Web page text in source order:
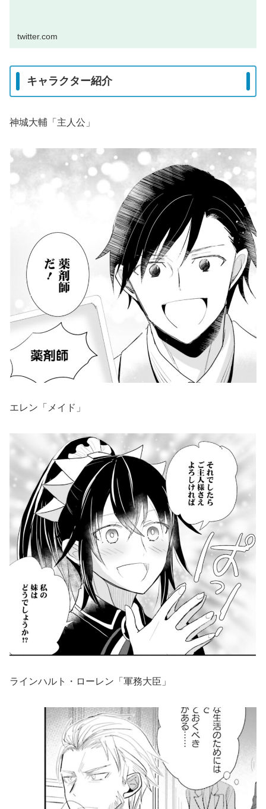
twitter.com
キャラクター紹介
神城大輔「主人公」
エレン「メイド」
ラインハルト・ローレン「軍務大臣」